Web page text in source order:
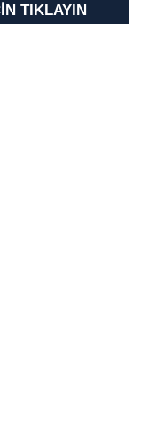
yer alan panel
TIKLAYIN